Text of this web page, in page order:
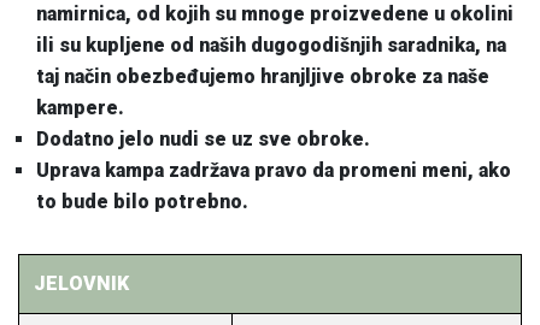
namirnica, od kojih su mnoge proizvedene u okolini
ili su kupljene od naših dugogodišnjih saradnika, na
taj način obezbeđujemo hranjljive obroke za naše
kampere.
Dodatno jelo nudi se uz sve obroke.
Uprava kampa zadržava pravo da promeni meni, ako
to bude bilo potrebno.
JELOVNIK